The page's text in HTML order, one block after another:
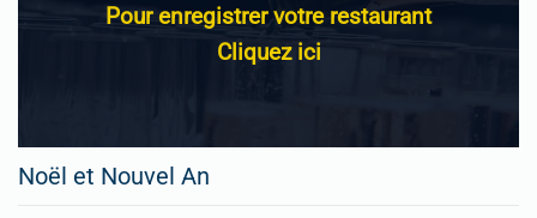
Pour enregistrer votre restaurant
Cliquez ici
Noël et Nouvel An